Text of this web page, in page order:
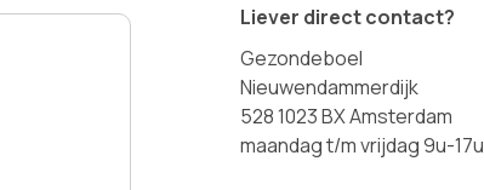
Liever direct contact?
Gezondeboel
Nieuwendammerdijk
528 1023 BX Amsterdam
maandag t/m vrijdag 9u-17u